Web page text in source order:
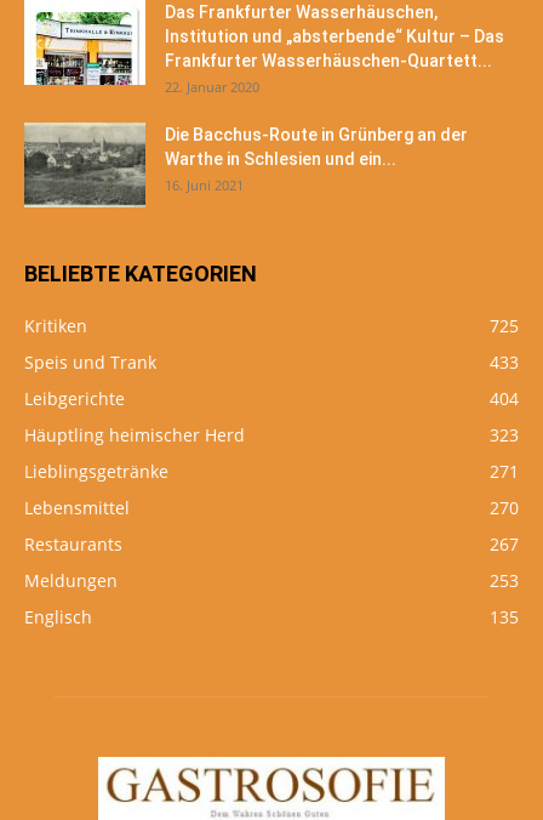
Das Frankfurter Wasserhäuschen,
Institution und „absterbende“ Kultur – Das
Frankfurter Wasserhäuschen-Quartett...
22. Januar 2020
Die Bacchus-Route in Grünberg an der
Warthe in Schlesien und ein...
16. Juni 2021
BELIEBTE KATEGORIEN
Kritiken
725
Speis und Trank
433
Leibgerichte
404
Häuptling heimischer Herd
323
Lieblingsgetränke
271
Lebensmittel
270
Restaurants
267
Meldungen
253
Englisch
135